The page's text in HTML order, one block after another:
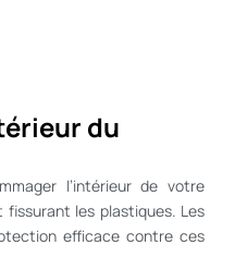
du
l’intérieur de votre
les plastiques. Les
efficace contre ces